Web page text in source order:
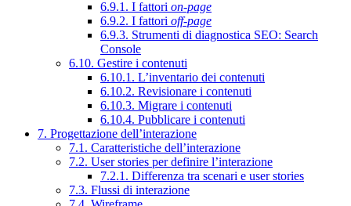
6.9.1. I fattori on-page
6.9.2. I fattori off-page
6.9.3. Strumenti di diagnostica SEO: Search
Console
6.10. Gestire i contenuti
6.10.1. L’inventario dei contenuti
6.10.2. Revisionare i contenuti
6.10.3. Migrare i contenuti
6.10.4. Pubblicare i contenuti
7. Progettazione dell’interazione
7.1. Caratteristiche dell’interazione
7.2. User stories per definire l’interazione
7.2.1. Differenza tra scenari e user stories
7.3. Flussi di interazione